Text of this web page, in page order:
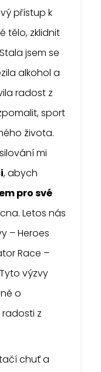
přístup k
tělo, zklidnit
jsem se
alkohol a
radost z
sport
života.
mi
, abych
pro své
Letos nás
– Heroes
Race –
výzvy
o
z
chuť a